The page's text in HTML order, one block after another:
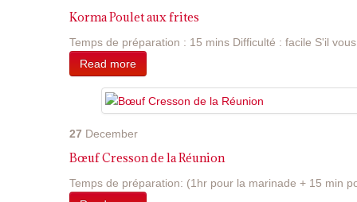
Korma Poulet aux frites
Temps de préparation : 15 mins Difficulté : facile S'il vous
Read more
27 December
Bœuf Cresson de la Réunion
Temps de préparation: (1hr pour la marinade + 15 min